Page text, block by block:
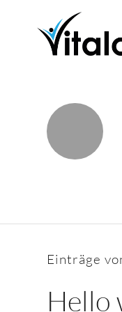
Einträge
Hello